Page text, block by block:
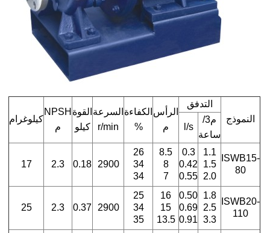
النموذج
التدفق
الرأس
م
الكفاءة
%
السرعة
r/min
القوة
كيلو
NPSH
م
كيلوغرام
م3/
ساعة
l/s
ISWB15-
80
1.1
1.5
2.0
0.3
0.42
0.55
8.5
8
7
26
34
34
2900
0.18
2.3
17
ISWB20-
110
1.8
2.5
3.3
0.50
0.69
0.91
16
15
13.5
25
34
35
2900
0.37
2.3
25